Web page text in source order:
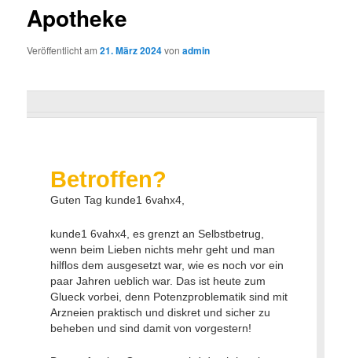
Apotheke
Veröffentlicht am21. März 2024vonadmin
Betroffen?
Guten Tag kunde1 6vahx4,
kunde1 6vahx4, es grenzt an Selbstbetrug,
wenn beim Lieben nichts mehr geht und man
hilflos dem ausgesetzt war, wie es noch vor ein
paar Jahren ueblich war. Das ist heute zum
Glueck vorbei, denn Potenzproblematik sind mit
Arzneien praktisch und diskret und sicher zu
beheben und sind damit von vorgestern!